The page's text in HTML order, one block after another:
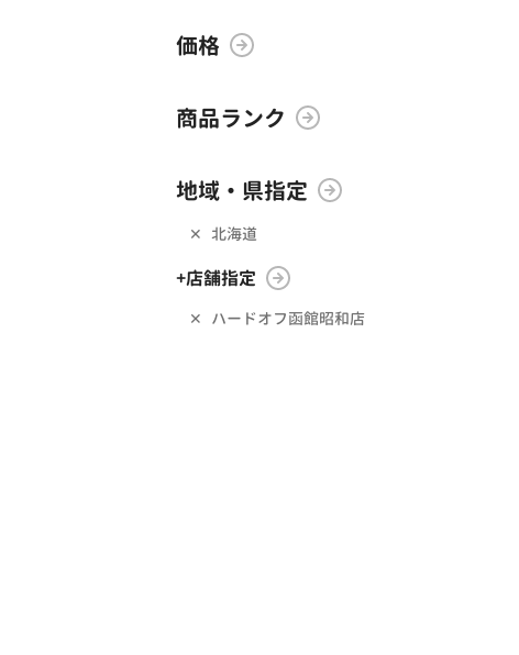
価格
商品ランク
地域・県指定
北海道
+店舗指定
ハードオフ函館昭和店